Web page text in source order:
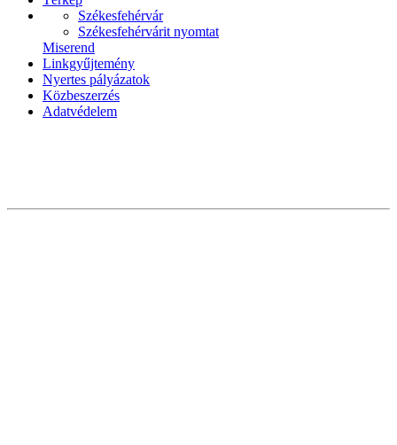
Székesfehérvár
Székesfehérvárit nyomtat
Miserend
Linkgyűjtemény
Nyertes pályázatok
Közbeszerzés
Adatvédelem